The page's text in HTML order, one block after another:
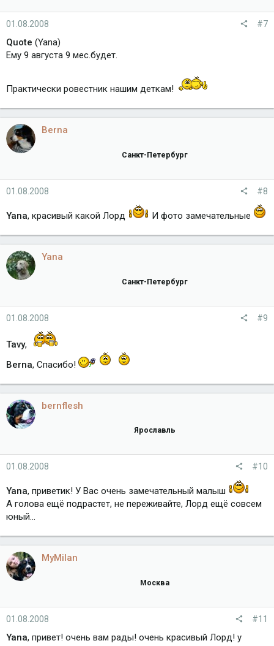
01.08.2008 #7
Quote (Yana)
Ему 9 августа 9 мес.будет.
Практически ровестник нашим деткам!
Berna
Санкт-Петербург
01.08.2008 #8
Yana, красивый какой Лорд И фото замечательные
Yana
Санкт-Петербург
01.08.2008 #9
Tavy,
Berna, Спасибо!
bernflesh
Ярославль
01.08.2008 #10
Yana, приветик! У Вас очень замечательный малыш
А голова ещё подрастет, не переживайте, Лорд ещё совсем
юный...
MyMilan
Москва
01.08.2008 #11
Yana, привет! очень вам рады! очень красивый Лорд! у